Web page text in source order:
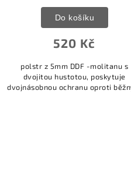
520 Kč
Do košíku
polstr z 5mm DDF -molitanu s
dvojitou hustotou, poskytuje
dvojnásobnou ochranu oproti